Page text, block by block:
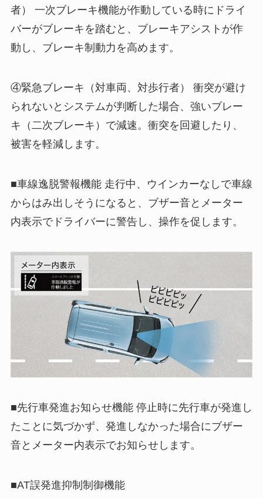
者） 一次ブレーキ機能が作動している時にドライ
バーがブレーキを踏むと、ブレーキアシストが作
動し、ブレーキ制動力を高めます。
④緊急ブレーキ（対車両、対歩行者） 衝突が避け
られないとシステムが判断した場合、強いブレー
キ（二次ブレーキ）で減速。衝突を回避したり、
被害を軽減します。
■車線逸脱警報機能 走行中、ウインカーなしで車線
からはみ出しそうになると、ブザー音とメーター
内表示でドライバーに警告し、操作を促します。
■先行車発進お知らせ機能 停止時に先行車が発進し
たことに気づかず、発進しなかった場合にブザー
音とメーター内表示でお知らせします。
■AT誤発進抑制制御機能